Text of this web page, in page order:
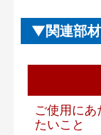
関連部
ご使用にあ
たいこと